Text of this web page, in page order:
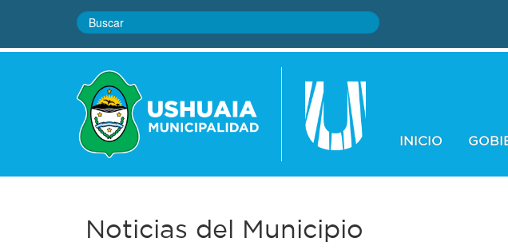
INICIO
Noticias del Municipio